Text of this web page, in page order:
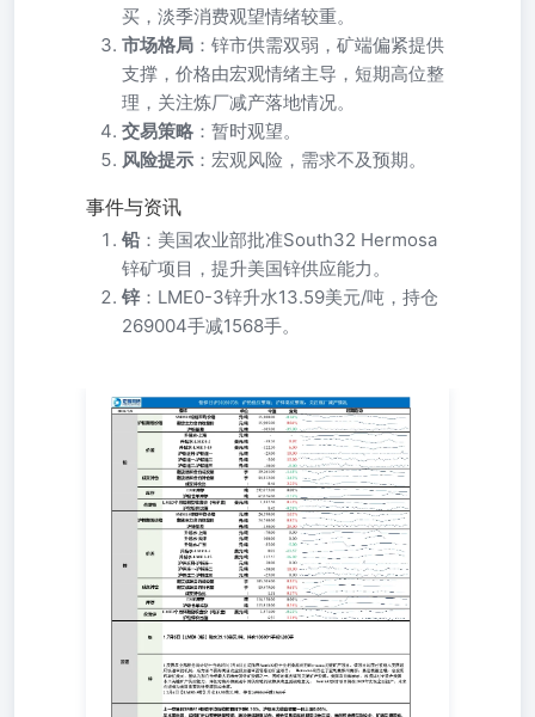
买，淡季消费观望情绪较重。
市场格局 ：锌市供需双弱，矿端偏紧提供
支撑，价格由宏观情绪主导，短期高位整
理，关注炼厂减产落地情况。
交易策略 ：暂时观望。
风险提示 ：宏观风险，需求不及预期。
事件与资讯
铅 ：美国农业部批准South32 Hermosa
锌矿项目，提升美国锌供应能力。
锌：LME0-3锌升水13.59美元/吨，持仓
269004手减1568手。